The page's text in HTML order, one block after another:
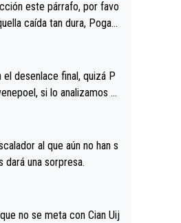
este párrafo, por favo
caída tan dura, Pogac
increíble la forma
miedo", recordó."
el desenlace final, quizá P
si lo analizamos P
con Evenepoel dándose
más allá de los típicos t
a Vingegard. Ahí hubo u
Del Toro con calzador e
se van complicar el tour.
al que aún no han s
, que nos dará una sorpresa.
se meta con Cian Uij